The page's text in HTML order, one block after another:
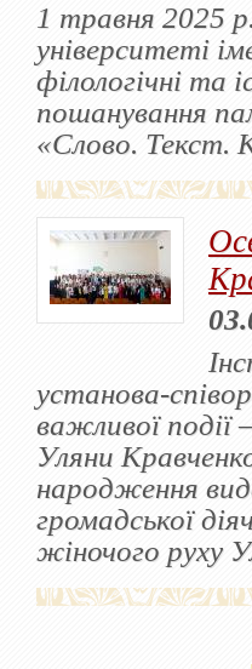
1 травня 2025
університеті
філологічні та
пошанування
«Слово. Текст.
установа-
важливої події
Уляни
народження
громадської
жіночого руху